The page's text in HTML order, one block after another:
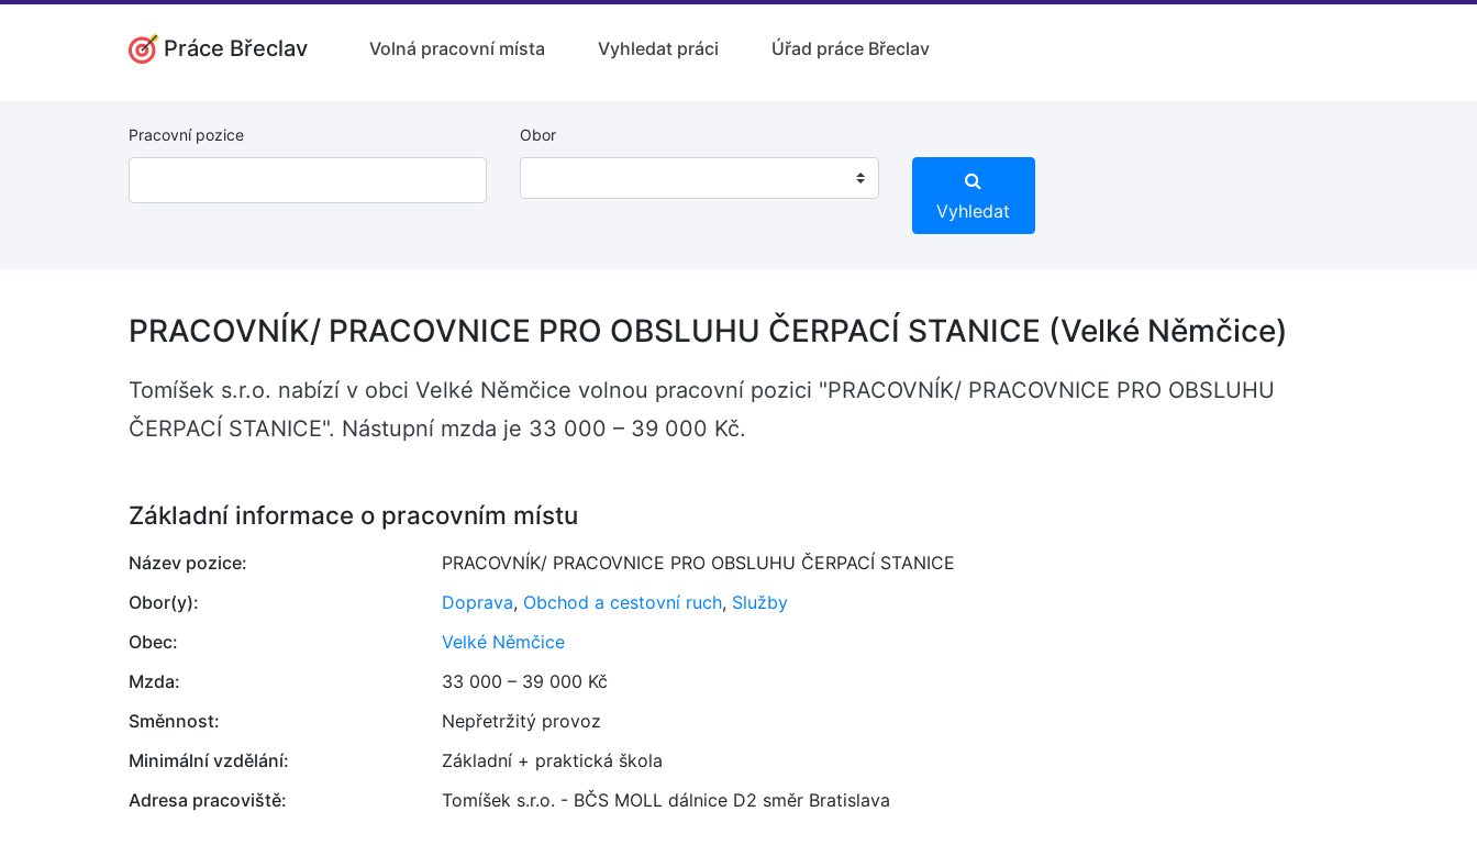
Práce Břeclav Volná pracovní místa Vyhledat práci Úřad práce Břeclav
Pracovní pozice Obor
Vyhledat
PRACOVNÍK/ PRACOVNICE PRO OBSLUHU ČERPACÍ STANICE (Velké Němčice)
Tomíšek s.r.o. nabízí v obci Velké Němčice volnou pracovní pozici "PRACOVNÍK/ PRACOVNICE PRO OBSLUHU
ČERPACÍ STANICE". Nástupní mzda je 33 000 – 39 000 Kč.
Základní informace o pracovním místu
Název pozice:
PRACOVNÍK/ PRACOVNICE PRO OBSLUHU ČERPACÍ STANICE
Obor(y):
Doprava, Obchod a cestovní ruch, Služby
Obec:
Velké Němčice
Mzda:
33 000 – 39 000 Kč
Směnnost:
Nepřetržitý provoz
Minimální vzdělání:
Základní + praktická škola
Adresa pracoviště:
Tomíšek s.r.o. - BČS MOLL dálnice D2 směr Bratislava